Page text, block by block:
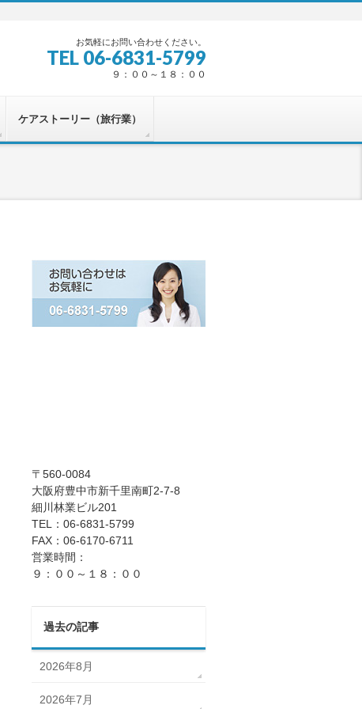
お気軽にお問い合わせください。
TEL 06-6831-5799
９：００～１８：００
ケアストーリー（旅行業）
〒560-0084
大阪府豊中市新千里南町2-7-8
細川林業ビル201
TEL：06-6831-5799
FAX：06-6170-6711
営業時間：
９：００～１８：００
過去の記事
2026年8月
2026年7月